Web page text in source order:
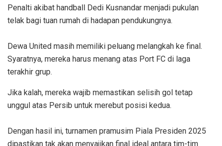
Penalti akibat handball Dedi Kusnandar menjadi pukulan
telak bagi tuan rumah di hadapan pendukungnya.
‎Dewa United masih memiliki peluang melangkah ke final.
Syaratnya, mereka harus menang atas Port FC di laga
terakhir grup.
Jika kalah, mereka wajib memastikan selisih gol tetap
unggul atas Persib untuk merebut posisi kedua.
‎Dengan hasil ini, turnamen pramusim Piala Presiden 2025
dipastikan tak akan menyajikan final ideal antara tim-tim